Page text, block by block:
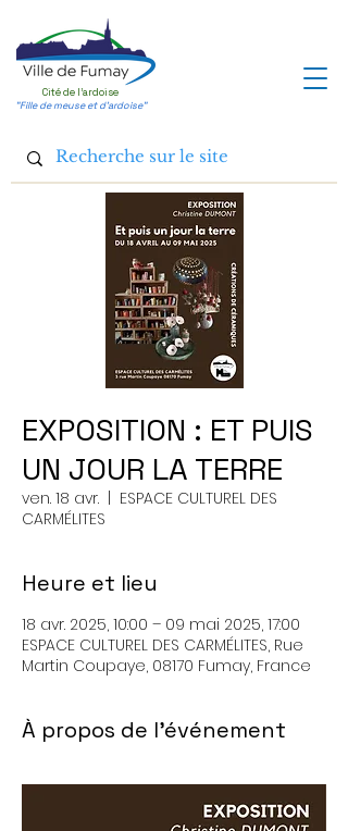
Cité de l'ardoise
"Fille de meuse et d'ardoise"
EXPOSITION : ET PUIS
UN JOUR LA TERRE
ven. 18 avr.
ESPACE CULTUREL DES
CARMÉLITES
Heure et lieu
18 avr. 2025, 10:00 – 09 mai 2025, 17:00
ESPACE CULTUREL DES CARMÉLITES, Rue
Martin Coupaye, 08170 Fumay, France
À propos de l'événement